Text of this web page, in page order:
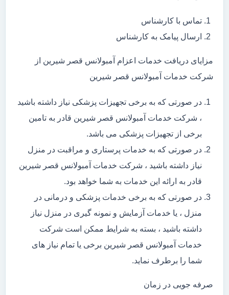
تماس با کارشناس
ارسال پیامک به کارشناس
مزایای دریافت خدمات اعزام آمبولانس قصر شیرین از
شرکت خدمات آمبولانس قصر شیرین
در صورتی که به برخی تجهیزات پزشکی نیاز داشته باشید
، شرکت خدمات آمبولانس قصر شیرین قادر به تامین
برخی از تجهیزات پزشکی می باشد.
در صورتی که به خدمات پرستاری و مراقبت در منزل
نیاز داشته باشید ، شرکت خدمات آمبولانس قصر شیرین
قادر به ارائه این خدمات به شما خواهد بود.
در صورتی که به برخی خدمات پزشکی و درمانی در
منزل ، یا خدمات آزمایش و نمونه گیری در منزل نیاز
داشته باشید ، بسته به شرایط ممکن است شرکت
خدمات آمبولانس قصر شیرین برخی یا تمام نیاز های
شما را برطرف نماید.
صرفه جویی در زمان